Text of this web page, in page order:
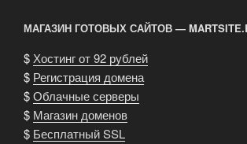
МАГАЗИН ГОТОВЫХ САЙТОВ —
$Хостинг от 92 рублей
$ Регистрация домена
$Облачные серверы
$ Магазин доменов
$ Бесплатный SSL